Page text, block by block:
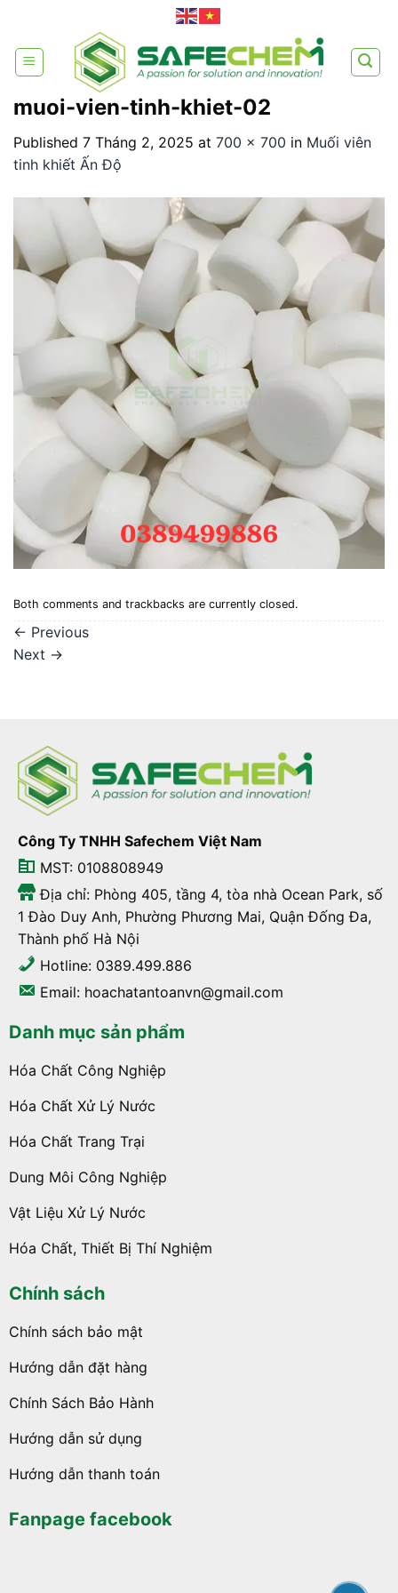
content
muoi-vien-tinh-khiet-02
Published 7 Tháng 2, 2025 at 700 × 700 in Muối viên
tinh khiết Ấn Độ
Both comments and trackbacks are currently closed.
← Previous
Next →
Công Ty TNHH Safechem Việt Nam
MST: 0108808949
Địa chỉ: Phòng 405, tầng 4, tòa nhà Ocean Park, số
1 Đào Duy Anh, Phường Phương Mai, Quận Đống Đa,
Thành phố Hà Nội
Hotline: 0389.499.886
Email: hoachatantoanvn@gmail.com
Danh mục sản phẩm
Hóa Chất Công Nghiệp
Hóa Chất Xử Lý Nước
Hóa Chất Trang Trại
Dung Môi Công Nghiệp
Vật Liệu Xử Lý Nước
Hóa Chất, Thiết Bị Thí Nghiệm
Chính sách
Chính sách bảo mật
Hướng dẫn đặt hàng
Chính Sách Bảo Hành
Hướng dẫn sử dụng
Hướng dẫn thanh toán
Fanpage facebook